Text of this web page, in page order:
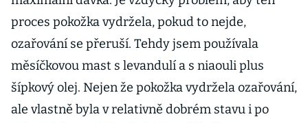
proces pokožka vydržela, pokud to nejde,
ozařování se přeruší. Tehdy jsem používala
měsíčkovou mast s levandulí a s niaouli plus
šípkový olej. Nejen že pokožka vydržela ozařování,
ale vlastně byla v relativně dobrém stavu i po